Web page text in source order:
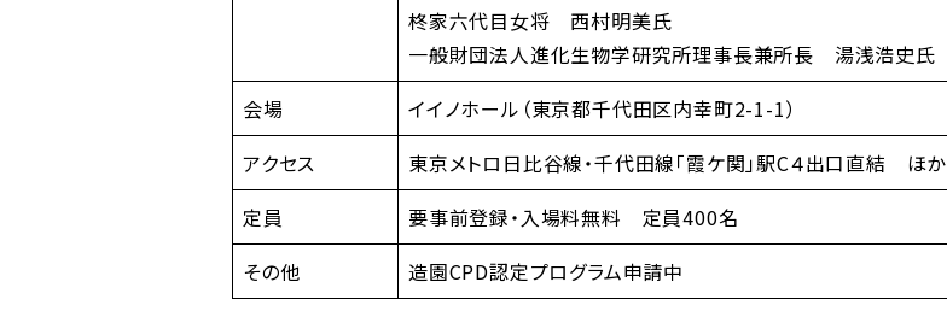
柊家六代目女将 西村明美氏
一般財団法人進化生物学研究所理事長兼所長 湯浅浩史氏
会場
イイノホール（東京都千代田区内幸町2-1-1）
アクセス
東京メトロ日比谷線・千代田線「霞ケ関」駅C４出口直結 ほか
定員
要事前登録・入場料無料 定員400名
その他
造園CPD認定プログラム申請中